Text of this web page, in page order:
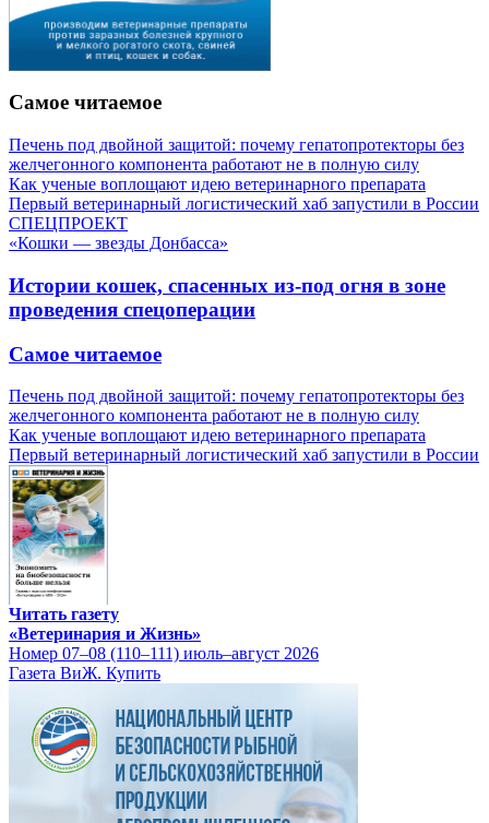
Самое читаемое
Печень под двойной защитой: почему гепатопротекторы без
желчегонного компонента работают не в полную силу
Как ученые воплощают идею ветеринарного препарата
Первый ветеринарный логистический хаб запустили в России
СПЕЦПРОЕКТ
«Кошки — звезды Донбасса»
Истории кошек, спасенных из-под огня в зоне
проведения спецоперации
Самое читаемое
Печень под двойной защитой: почему гепатопротекторы без
желчегонного компонента работают не в полную силу
Как ученые воплощают идею ветеринарного препарата
Первый ветеринарный логистический хаб запустили в России
Читать газету
«Ветеринария и Жизнь»
Номер 07–08 (110–111) июль–август 2026
Газета ВиЖ. Купить